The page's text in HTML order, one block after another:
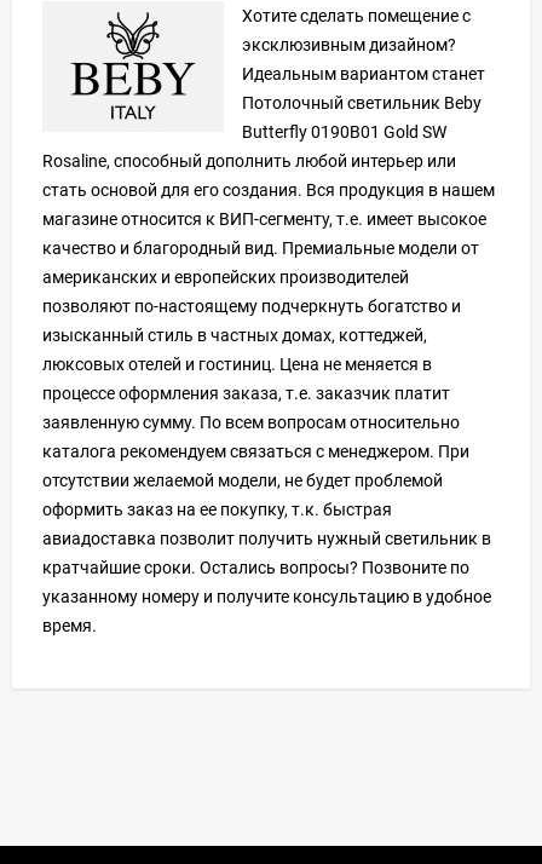
Хотите сделать помещение с
эксклюзивным дизайном?
Идеальным вариантом станет
Потолочный светильник Beby
Butterfly 0190B01 Gold SW
Rosaline, способный дополнить любой интерьер или
стать основой для его создания. Вся продукция в нашем
магазине относится к ВИП-сегменту, т.е. имеет высокое
качество и благородный вид. Премиальные модели от
американских и европейских производителей
позволяют по-настоящему подчеркнуть богатство и
изысканный стиль в частных домах, коттеджей,
люксовых отелей и гостиниц. Цена не меняется в
процессе оформления заказа, т.е. заказчик платит
заявленную сумму. По всем вопросам относительно
каталога рекомендуем связаться с менеджером. При
отсутствии желаемой модели, не будет проблемой
оформить заказ на ее покупку, т.к. быстрая
авиадоставка позволит получить нужный светильник в
кратчайшие сроки. Остались вопросы? Позвоните по
указанному номеру и получите консультацию в удобное
время.